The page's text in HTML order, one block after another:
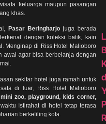
keluarga maupun pasangan
khas.
Pasar Beringharjo juga berada
dengan koleksi batik, kain
Menginap di Riss Hotel Malioboro
awal agar bisa berbelanja dengan
sekitar hotel juga ramah untuk
di luar, Riss Hotel Malioboro
mini zoo, playground, kids corner,
istirahat di hotel tetap terasa
berkeliling kota.